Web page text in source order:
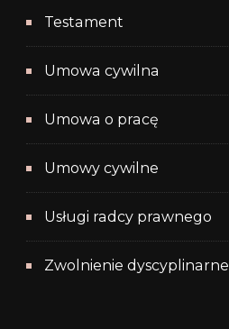
Testament
Umowa cywilna
Umowa o pracę
Umowy cywilne
Usługi radcy prawnego
Zwolnienie dyscyplinarne